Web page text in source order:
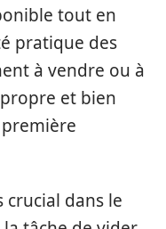
tout en
pratique des
à vendre ou à
et bien
crucial dans le